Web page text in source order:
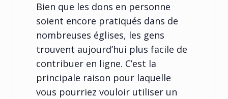
Bien que les dons en personne
soient encore pratiqués dans de
nombreuses églises, les gens
trouvent aujourd’hui plus facile de
contribuer en ligne. C’est la
principale raison pour laquelle
vous pourriez vouloir utiliser un